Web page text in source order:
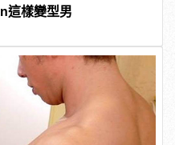
這樣變型男